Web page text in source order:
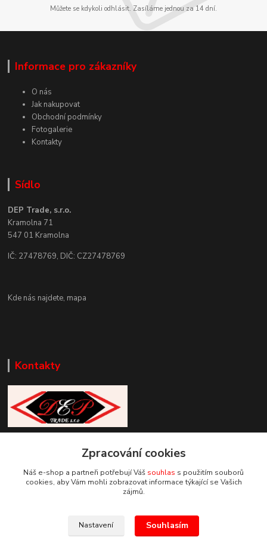
Můžete se kdykoli odhlásit. Zasíláme jednou za 14 dní.
Informace pro zákazníky
O nás
Jak nakupovat
Obchodní podmínky
Fotogalerie
Kontakty
Sídlo
DEP Trade, s.r.o.
Kramolna 71
547 01 Kramolna
IČ: 27478769, DIČ: CZ27478769
Kde nás najdete, mapa
Kontakty
+420 777 085 857
info@deptrade.cz
Zpracování cookies
Náš e-shop a partneři potřebují Váš souhlas s použitím souborů
cookies, aby Vám mohli zobrazovat informace týkající se Vašich
zájmů.
Nastavení Souhlasím